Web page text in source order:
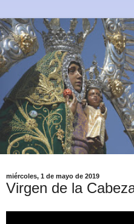
miércoles, 1 de mayo de 2019
Virgen de la